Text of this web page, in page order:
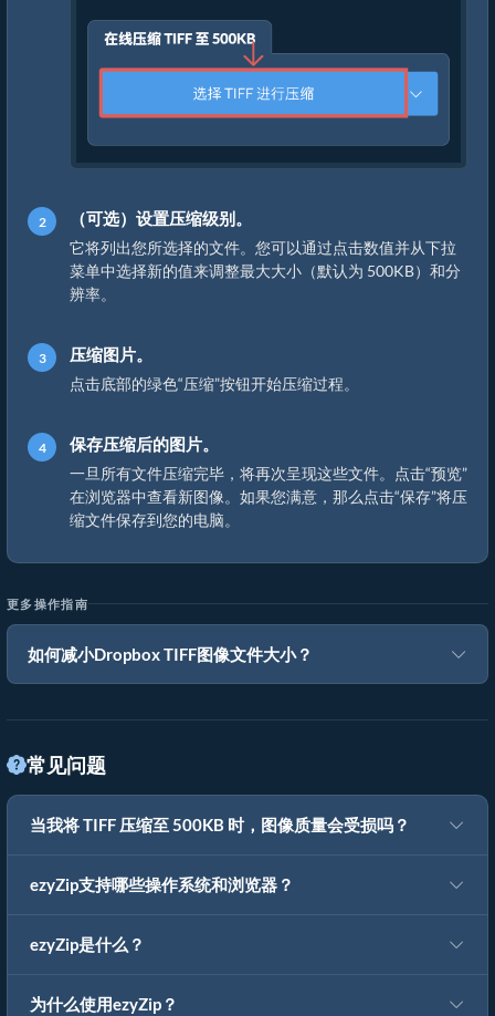
（可选）设置压缩级别。
它将列出您所选择的文件。您可以通过点击数值并从下拉
菜单中选择新的值来调整最大大小（默认为 500KB）和分
辨率。
压缩图片。
点击底部的绿色“压缩”按钮开始压缩过程。
保存压缩后的图片。
一旦所有文件压缩完毕，将再次呈现这些文件。点击“预览”
在浏览器中查看新图像。如果您满意，那么点击“保存”将压
缩文件保存到您的电脑。
更多操作指南
如何减小Dropbox TIFF图像文件大小？
常见问题
当我将 TIFF 压缩至 500KB 时，图像质量会受损吗？
ezyZip支持哪些操作系统和浏览器？
ezyZip是什么？
为什么使用ezyZip？